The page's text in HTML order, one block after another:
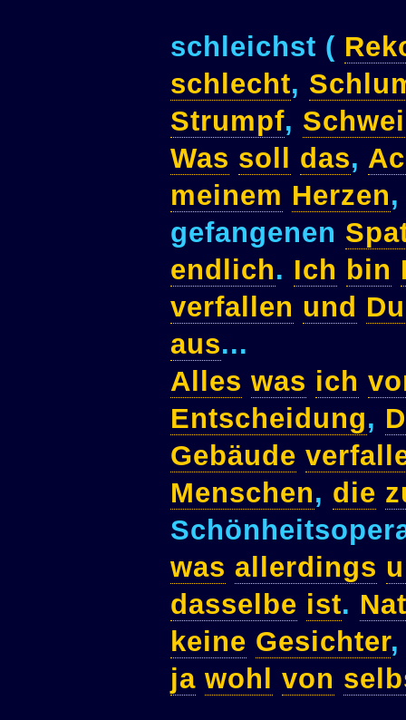
schleichst (
schlecht,
Strumpf,
Was soll das,
meinem Herzen
gefangenen
endlich. Ich bin
verfallen und Du
aus...
Alles was ich
Entscheidung,
Gebäude
Menschen, die
was allerdings
dasselbe ist.
keine Gesichter
ja wohl von